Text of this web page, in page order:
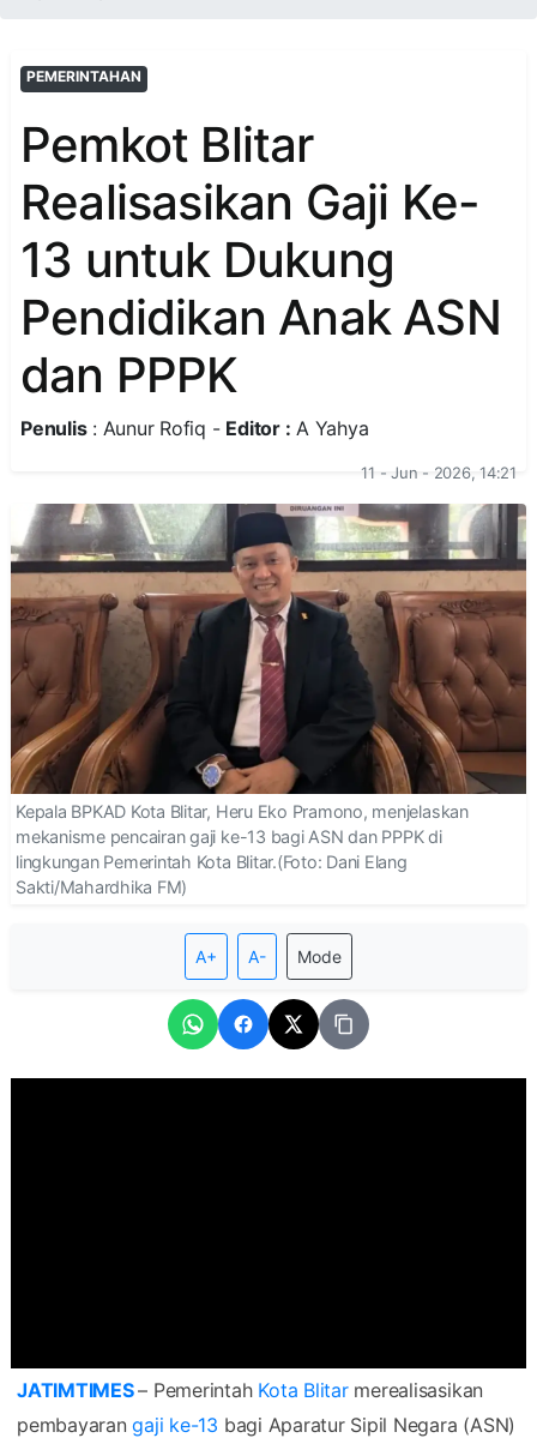
PEMERINTAHAN
Pemkot Blitar
Realisasikan Gaji Ke-
13 untuk Dukung
Pendidikan Anak ASN
dan PPPK
Penulis: Aunur Rofiq - Editor : A Yahya
11 - Jun - 2026, 14:21
Kepala BPKAD Kota Blitar, Heru Eko Pramono, menjelaskan
mekanisme pencairan gaji ke-13 bagi ASN dan PPPK di
lingkungan Pemerintah Kota Blitar.(Foto: Dani Elang
Sakti/Mahardhika FM)
A+ A- Mode
JATIMTIMES– Pemerintah Kota Blitar merealisasikan
pembayarangaji ke-13 bagi Aparatur Sipil Negara (ASN)